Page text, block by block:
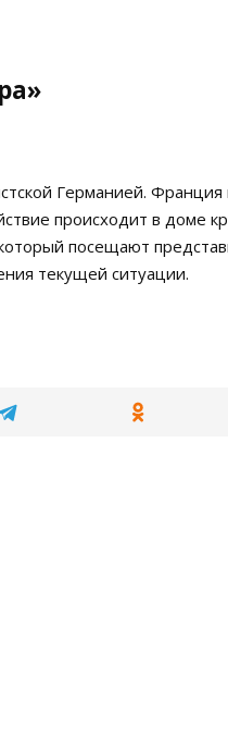
Германией. Франция
происходит в доме
посещают
текущей ситуации.